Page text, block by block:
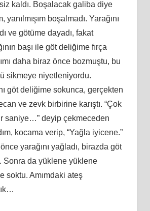
kaldı. Boşalacak galiba diye
boşalmadı. Yarağını
ve götüme dayadı, fakat
başı ile göt deliğime fırça
daha biraz önce bozmuştu, bu
sikmeye niyetleniyordu.
göt deliğime sokunca, gerçekten
ve zevk birbirine karıştı. “Çok
saniye…” deyip çekmeceden
kocama verip, “Yağla iyicene.”
yarağını yağladı, birazda göt
Sonra da yüklene yüklene
soktu. Amımdaki ateş